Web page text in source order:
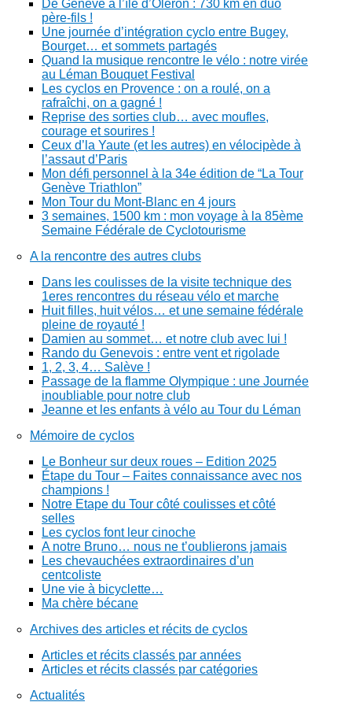
De Genève à l’île d’Oléron : 730 km en duo
père-fils !
Une journée d’intégration cyclo entre Bugey,
Bourget… et sommets partagés
Quand la musique rencontre le vélo : notre virée
au Léman Bouquet Festival
Les cyclos en Provence : on a roulé, on a
rafraîchi, on a gagné !
Reprise des sorties club… avec moufles,
courage et sourires !
Ceux d’la Yaute (et les autres) en vélocipède à
l’assaut d’Paris
Mon défi personnel à la 34e édition de “La Tour
Genève Triathlon”
Mon Tour du Mont-Blanc en 4 jours
3 semaines, 1500 km : mon voyage à la 85ème
Semaine Fédérale de Cyclotourisme
A la rencontre des autres clubs
Dans les coulisses de la visite technique des
1eres rencontres du réseau vélo et marche
Huit filles, huit vélos… et une semaine fédérale
pleine de royauté !
Damien au sommet… et notre club avec lui !
Rando du Genevois : entre vent et rigolade
1, 2, 3, 4… Salève !
Passage de la flamme Olympique : une Journée
inoubliable pour notre club
Jeanne et les enfants à vélo au Tour du Léman
Mémoire de cyclos
Le Bonheur sur deux roues – Edition 2025
Étape du Tour – Faites connaissance avec nos
champions !
Notre Etape du Tour côté coulisses et côté
selles
Les cyclos font leur cinoche
A notre Bruno… nous ne t’oublierons jamais
Les chevauchées extraordinaires d’un
centcoliste
Une vie à bicyclette…
Ma chère bécane
Archives des articles et récits de cyclos
Articles et récits classés par années
Articles et récits classés par catégories
Actualités